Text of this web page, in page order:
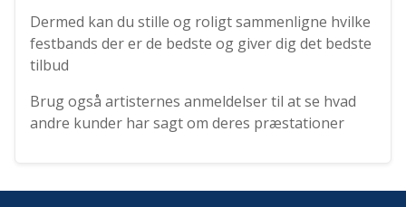
Dermed kan du stille og roligt sammenligne hvilke
festbands der er de bedste og giver dig det bedste
tilbud
Brug også artisternes anmeldelser til at se hvad
andre kunder har sagt om deres præstationer